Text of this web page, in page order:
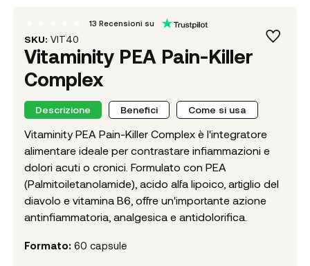
SKU: VIT40
Vitaminity PEA Pain-Killer
Complex
13 Recensioni su
Descrizione Benefici Come si usa
Vitaminity PEA Pain-Killer Complex è l'integratore
alimentare ideale per contrastare infiammazioni e
dolori acuti o cronici. Formulato con PEA
(Palmitoiletanolamide), acido alfa lipoico, artiglio del
diavolo e vitamina B6, offre un'importante azione
antinfiammatoria, analgesica e antidolorifica.
Formato: 60 capsule